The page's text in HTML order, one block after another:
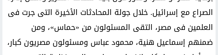
الصراع مع إسرائيل. خلال جولة المحادثات الأخيرة التى جرت فى
العلمين فى مصر، التقى المسئولون من «حماس»، ومن
ضمنهم إسماعيل هنية، محمود عباس ومسئولون مصريون كبار،